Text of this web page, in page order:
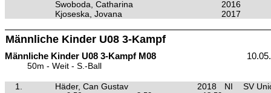
Swoboda, Catharina
2016
Kjoseska, Jovana
2017
Männliche Kinder U08 3-Kampf
Männliche Kinder U08 3-Kampf M08
50m - Weit - S.-Ball
1. Häder, Can Gustav 2018 NI SV